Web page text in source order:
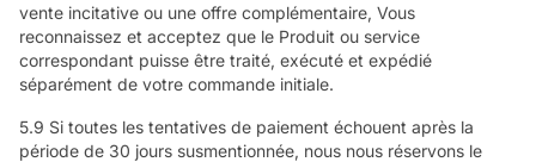
vente incitative ou une offre complémentaire, Vous
reconnaissez et acceptez que le Produit ou service
correspondant puisse être traité, exécuté et expédié
séparément de votre commande initiale.
5.9 Si toutes les tentatives de paiement échouent après la
période de 30 jours susmentionnée, nous nous réservons le